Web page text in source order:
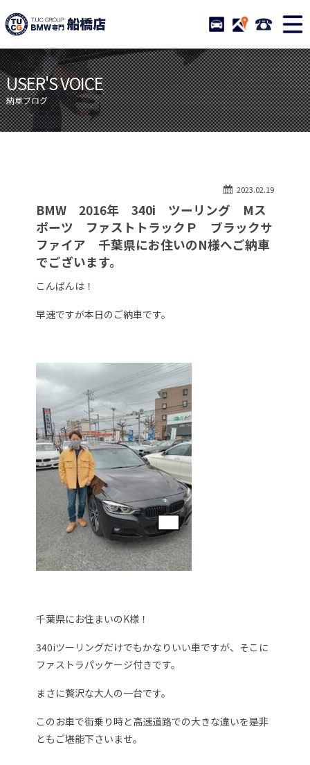
TUCグループ BMW専門 船
STOCK ACCESS 047-
ニュース
在庫リスト
目玉車両一覧
店舗紹介
保証＆サービス
アクセスマップ
自動車保険
TUCとは？
リクルート
納車blog
スタッフblog
USER'S VOICE
納車ブログ
2023.02.19
BMW 2016年 340i ツーリング Mス
ポーツ ファストトラックＰ ブラックサ
ファイア 千葉県にお住いのN様へご納車
でございます。
こんばんは！
早速ですが本日のご納車です。
千葉県にお住まいのK様！
340iツーリングだけでもかなりいい車ですが、そこに
ファストラパッケージ付きです。
まさに贅沢な大人の一台です。
このお車で街乗り時と高速道路での大きな違いを是非
ともご堪能下さいませ。